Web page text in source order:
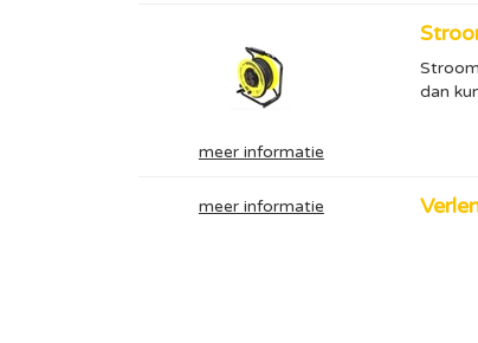
meer informatie
dan
meer informatie